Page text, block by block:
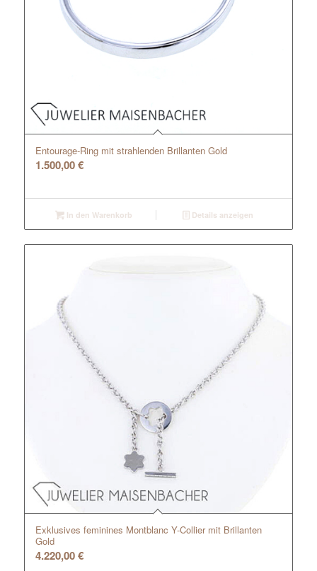
Entourage-Ring mit strahlenden Brillanten Gold
1.500,00€
In den Warenkorb Details anzeigen
Exklusives feminines Montblanc Y-Collier mit Brillanten
Gold
4.220,00€